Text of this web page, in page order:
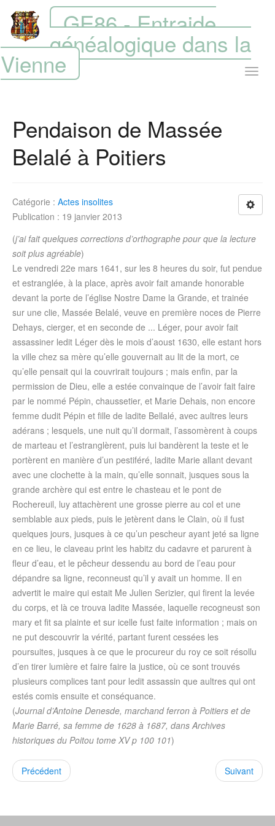
GE86 - Entraide
généalogique dans la
Vienne
Pendaison de Massée
Belalé à Poitiers
Catégorie : Actes insolites
Publication : 19 janvier 2013
(j’ai fait quelques corrections d’orthographe pour que la lecture
soit plus agréable)
Le vendredi 22e mars 1641, sur les 8 heures du soir, fut pendue
et estranglée, à la place, après avoir fait amande honorable
devant la porte de l’église Nostre Dame la Grande, et trainée
sur une clie, Massée Belalé, veuve en première noces de Pierre
Dehays, cierger, et en seconde de ... Léger, pour avoir fait
assassiner ledit Léger dès le mois d’aoust 1630, elle estant hors
la ville chez sa mère qu’elle gouvernait au lit de la mort, ce
qu’elle pensait qui la couvrirait toujours ; mais enfin, par la
permission de Dieu, elle a estée convainque de l’avoir fait faire
par le nommé Pépin, chaussetier, et Marie Dehais, non encore
femme dudit Pépin et fille de ladite Bellalé, avec aultres leurs
adérans ; lesquels, une nuit qu’il dormait, l’assomèrent à coups
de marteau et l’estranglèrent, puis lui bandèrent la teste et le
portèrent en manière d’un pestiféré, ladite Marie allant devant
avec une clochette à la main, qu’elle sonnait, jusques sous la
grande archère qui est entre le chasteau et le pont de
Rochereuil, luy attachèrent une grosse pierre au col et une
semblable aux pieds, puis le jetèrent dans le Clain, où il fust
quelques jours, jusques à ce qu’un pescheur ayant jeté sa ligne
en ce lieu, le claveau print les habitz du cadavre et parurent à
fleur d’eau, et le pêcheur dessendu au bord de l’eau pour
dépandre sa ligne, reconneust qu’il y avait un homme. Il en
advertit le maire qui estait Me Julien Serizier, qui firent la levée
du corps, et là ce trouva ladite Massée, laquelle recogneust son
mary et fit sa plainte et sur icelle fust faite information ; mais on
ne put descouvrir la vérité, partant furent cessées les
poursuites, jusques à ce que le procureur du roy ce soit résollu
d’en tirer lumière et faire faire la justice, où ce sont trouvés
plusieurs complices tant pour ledit assassin que aultres qui ont
estés comis ensuite et conséquance.
(Journal d’Antoine Denesde, marchand ferron à Poitiers et de
Marie Barré, sa femme de 1628 à 1687, dans Archives
historiques du Poitou tome XV p 100 101)
Précédent Suivant